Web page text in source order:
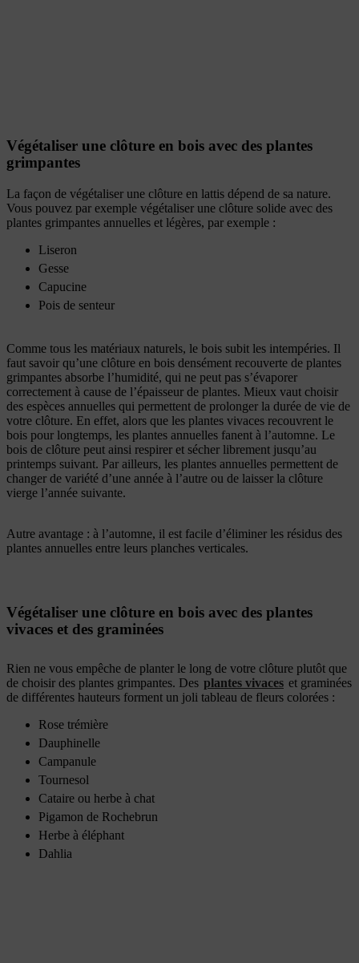
Végétaliser une clôture en bois avec des plantes
grimpantes
La façon de végétaliser une clôture en lattis dépend de sa nature.
Vous pouvez par exemple végétaliser une clôture solide avec des
plantes grimpantes annuelles et légères, par exemple :
Liseron
Gesse
Capucine
Pois de senteur
Comme tous les matériaux naturels, le bois subit les intempéries. Il
faut savoir qu’une clôture en bois densément recouverte de plantes
grimpantes absorbe l’humidité, qui ne peut pas s’évaporer
correctement à cause de l’épaisseur de plantes. Mieux vaut choisir
des espèces annuelles qui permettent de prolonger la durée de vie de
votre clôture. En effet, alors que les plantes vivaces recouvrent le
bois pour longtemps, les plantes annuelles fanent à l’automne. Le
bois de clôture peut ainsi respirer et sécher librement jusqu’au
printemps suivant. Par ailleurs, les plantes annuelles permettent de
changer de variété d’une année à l’autre ou de laisser la clôture
vierge l’année suivante.
Autre avantage : à l’automne, il est facile d’éliminer les résidus des
plantes annuelles entre leurs planches verticales.
Végétaliser une clôture en bois avec des plantes
vivaces et des graminées
Rien ne vous empêche de planter le long de votre clôture plutôt que
de choisir des plantes grimpantes. Des plantes vivaces et graminées
de différentes hauteurs forment un joli tableau de fleurs colorées :
Rose trémière
Dauphinelle
Campanule
Tournesol
Cataire ou herbe à chat
Pigamon de Rochebrun
Herbe à éléphant
Dahlia